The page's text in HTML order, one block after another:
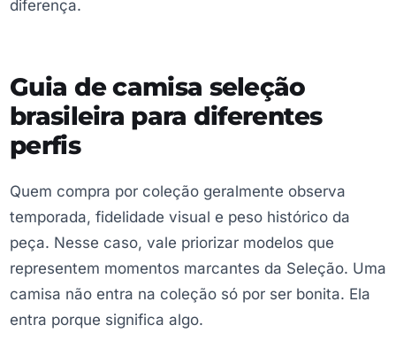
diferença.
Guia de camisa seleção
brasileira para diferentes
perfis
Quem compra por coleção geralmente observa
temporada, fidelidade visual e peso histórico da
peça. Nesse caso, vale priorizar modelos que
representem momentos marcantes da Seleção. Uma
camisa não entra na coleção só por ser bonita. Ela
entra porque significa algo.